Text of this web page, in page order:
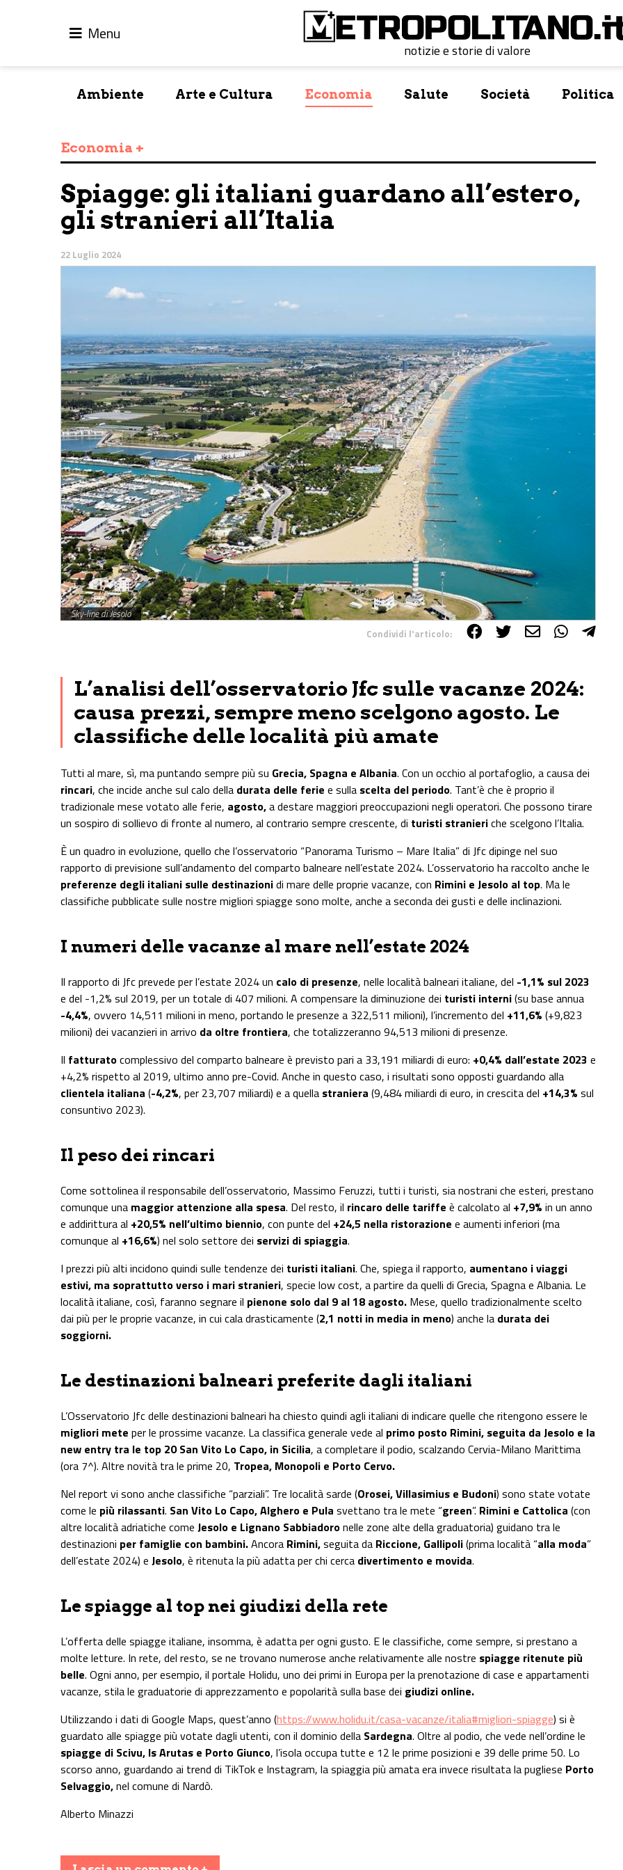
Menu
notizie e storie di valore
Ambiente Arte e Cultura Economia Salute Società Politica
Economia +
Spiagge: gli italiani guardano all’estero,
gli stranieri all’Italia
22 Luglio 2024
Sky-line di Jesolo
Condividi l'articolo:
L’analisi dell’osservatorio Jfc sulle vacanze 2024:
causa prezzi, sempre meno scelgono agosto. Le
classifiche delle località più amate
Tutti al mare, sì, ma puntando sempre più su Grecia, Spagna e Albania. Con un occhio al portafoglio, a causa dei
rincari, che incide anche sul calo della durata delle ferie e sulla scelta del periodo. Tant’è che è proprio il
tradizionale mese votato alle ferie, agosto,a destare maggiori preoccupazioni negli operatori. Che possono tirare
un sospiro di sollievo di fronte al numero, al contrario sempre crescente, di turisti stranieriche scelgono l’Italia.
È un quadro in evoluzione, quello che l’osservatorio “Panorama Turismo – Mare Italia” di Jfc dipinge nel suo
rapporto di previsione sull’andamento del comparto balneare nell’estate 2024. L’osservatorio ha raccolto anche le
preferenze degli italiani sulle destinazionidi mare delle proprie vacanze, con Rimini e Jesolo al top. Ma le
classifiche pubblicate sulle nostre migliori spiagge sono molte, anche a seconda dei gusti e delle inclinazioni.
I numeri delle vacanze al mare nell’estate 2024
Il rapporto di Jfc prevede per l’estate 2024 un calo di presenze, nelle località balneari italiane, del -1,1% sul 2023
e del -1,2% sul 2019, per un totale di 407 milioni. A compensare la diminuzione dei turisti interni(su base annua
-4,4%, ovvero 14,511 milioni in meno, portando le presenze a 322,511 milioni), l’incremento del +11,6% (+9,823
milioni) dei vacanzieri in arrivo da oltre frontiera, che totalizzeranno 94,513 milioni di presenze.
Il fatturatocomplessivo del comparto balneare è previsto pari a 33,191 miliardi di euro: +0,4% dall’estate 2023 e
+4,2% rispetto al 2019, ultimo anno pre-Covid. Anche in questo caso, i risultati sono opposti guardando alla
clientela italiana (-4,2%, per 23,707 miliardi) e a quella straniera (9,484 miliardi di euro, in crescita del +14,3% sul
consuntivo 2023).
Il peso dei rincari
Come sottolinea il responsabile dell’osservatorio, Massimo Feruzzi, tutti i turisti, sia nostrani che esteri, prestano
comunque una maggior attenzione alla spesa. Del resto, il rincaro delle tariffe è calcolato al +7,9% in un anno
e addirittura al +20,5% nell’ultimo biennio, con punte del +24,5 nella ristorazione e aumenti inferiori (ma
comunque al +16,6%) nel solo settore dei servizi di spiaggia.
I prezzi più alti incidono quindi sulle tendenze dei turisti italiani. Che, spiega il rapporto, aumentano i viaggi
estivi, ma soprattutto verso i mari stranieri, specie low cost, a partire da quelli di Grecia, Spagna e Albania. Le
località italiane, così, faranno segnare il pienone solo dal 9 al 18 agosto. Mese, quello tradizionalmente scelto
dai più per le proprie vacanze, in cui cala drasticamente (2,1 notti in media in meno) anche la durata dei
soggiorni.
Le destinazioni balneari preferite dagli italiani
L’Osservatorio Jfc delle destinazioni balneari ha chiesto quindi agli italiani di indicare quelle che ritengono essere le
migliori mete per le prossime vacanze. La classifica generale vede al primo posto Rimini, seguita da Jesolo e la
new entry tra le top 20 San Vito Lo Capo, in Sicilia, a completare il podio, scalzando Cervia-Milano Marittima
(ora 7^). Altre novità tra le prime 20, Tropea, Monopoli e Porto Cervo.
Nel report vi sono anche classifiche “parziali”. Tre località sarde (Orosei, Villasimius e Budoni) sono state votate
come le più rilassanti. San Vito Lo Capo, Alghero e Pula svettano tra le mete “green”. Rimini e Cattolica (con
altre località adriatiche come Jesolo e Lignano Sabbiadoronelle zone alte della graduatoria) guidano tra le
destinazioni per famiglie con bambini.Ancora Rimini,seguita da Riccione, Gallipoli(prima località “alla moda”
dell’estate 2024) e Jesolo, è ritenuta la più adatta per chi cerca divertimento e movida.
Le spiagge al top nei giudizi della rete
L’offerta delle spiagge italiane, insomma, è adatta per ogni gusto. E le classifiche, come sempre, si prestano a
molte letture. In rete, del resto, se ne trovano numerose anche relativamente alle nostre spiagge ritenute più
belle. Ogni anno, per esempio, il portale Holidu, uno dei primi in Europa per la prenotazione di case e appartamenti
vacanze, stila le graduatorie di apprezzamento e popolarità sulla base dei giudizi online.
Utilizzando i dati di Google Maps, quest’anno (https://www.holidu.it/casa-vacanze/italia#migliori-spiagge) si è
guardato alle spiagge più votate dagli utenti, con il dominio della Sardegna. Oltre al podio, che vede nell’ordine le
spiagge di Scivu, Is Arutas e Porto Giunco, l’isola occupa tutte e 12 le prime posizioni e 39 delle prime 50. Lo
scorso anno, guardando ai trend di TikTok e Instagram, la spiaggia più amata era invece risultata la pugliese Porto
Selvaggio,nel comune di Nardò.
Alberto Minazzi